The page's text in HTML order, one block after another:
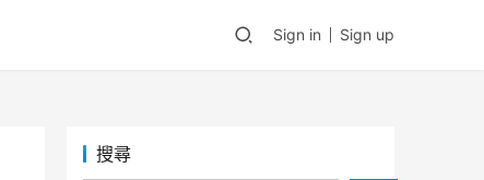
Sign in Sign up
搜尋